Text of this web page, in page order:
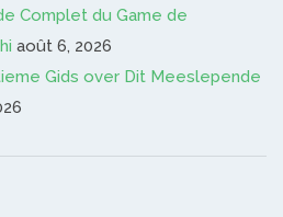
Complet du Game de
août 6, 2026
Gids over Dit Meeslepende